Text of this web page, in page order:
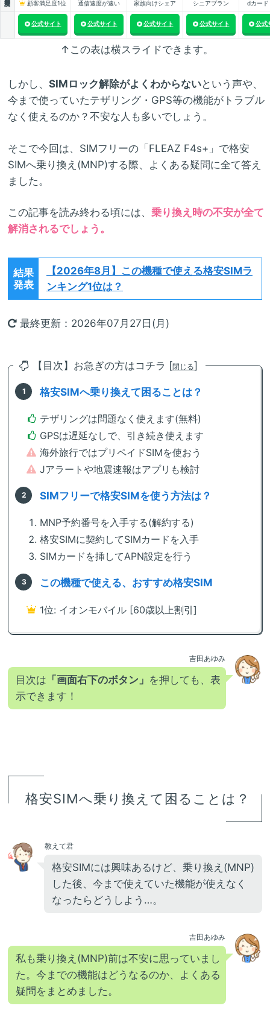
顧客満足度1位 通信速度が速い 家族向けシェア シニアプラン dカード
公式サイト 公式サイト 公式サイト 公式サイト 公式
↑この表は横スライドできます。
しかし、 SIMロック解除がよくわからないという声や、
今まで使っていたテザリング・GPS等の機能がトラブル
なく使えるのか？不安な人も多いでしょう。
そこで今回は、SIMフリーの「FLEAZ F4s+」で格安
SIMへ乗り換え(MNP)する際、よくある疑問に全て答え
ました。
この記事を読み終わる頃には、 乗り換え時の不安が全て
解消されるでしょう。
結果
発表
【2026年8月】 この機種で使える格安SIMラ
ンキング1位は？
最終更新：2026年07月27日(月)
【目次】お急ぎの方はコチラ [閉じる]
格安SIMへ乗り換えて困ることは？
テザリングは問題なく使えます(無料)
GPSは遅延なしで、引き続き使えます
海外旅行ではプリペイドSIMを使おう
Jアラートや地震速報はアプリも検討
SIMフリーで格安SIMを使う方法は？
MNP予約番号を入手する(解約する)
格安SIMに契約してSIMカードを入手
SIMカードを挿してAPN設定を行う
この機種で使える、おすすめ格安SIM
1位: イオンモバイル [60歳以上割引]
吉田あゆみ
目次は 「画面右下のボタン」 を押しても、表
示できます！
格安SIMへ乗り換えて困ることは？
教えて君
格安SIMには興味あるけど、乗り換え(MNP)
した後、今まで使えていた機能が使えなく
なったらどうしよう…。
吉田あゆみ
私も乗り換え(MNP)前は不安に思っていまし
た。今までの機能はどうなるのか、よくある
疑問をまとめました。